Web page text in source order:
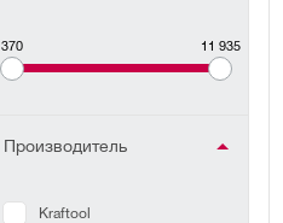
370 11 935
Производитель
Kraftool